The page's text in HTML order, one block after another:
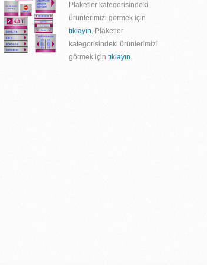
Plaketler kategorisindeki
ürünlerimizi görmek için
tıklayın. Plaketler
kategorisindeki ürünlerimizi
görmek için tıklayın.